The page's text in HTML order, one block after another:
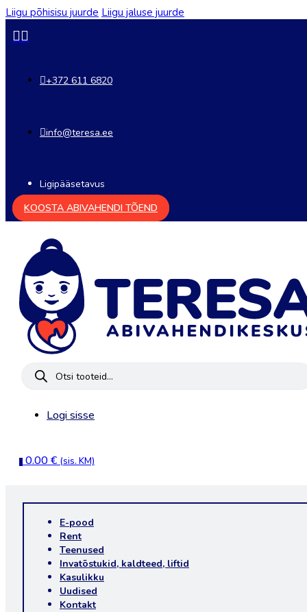
Liigu põhisisu juurde Liigu jaluse juurde
+372 611 6820
info@teresa.ee
Ligipääsetavus
KOOSTA ABIVAHENDI TÕEND
Products
search
Logi sisse
0 0.00€ (sis. KM)
E-pood
Rent
Teenused
Invatõstukid, kaldteed, liftid
Kasulikku
Uudised
Kontakt